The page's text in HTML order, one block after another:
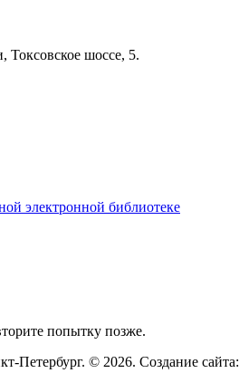
Токсовское шоссе, 5.
электронной библиотеке
попытку позже.
Петербург. © 2026. Создание сайта: